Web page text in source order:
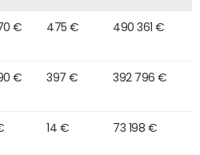
€ 475 € 490 361 €
€ 397 € 392 796 €
14 € 73 198 €